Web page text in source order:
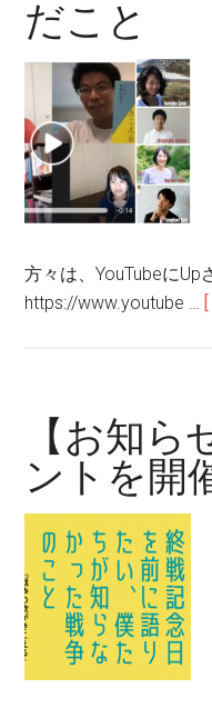
だこと
方々は、YouTubeにUp
https://www.youtube …
【お知
ントを開